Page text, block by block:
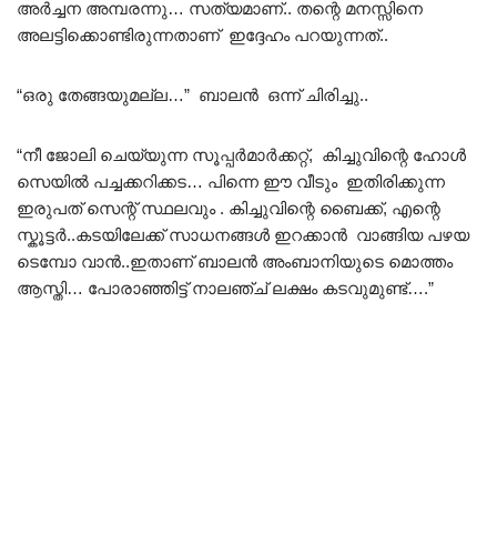
അർച്ചന അമ്പരന്നു… സത്യമാണ്.. തന്റെ മനസ്സിനെ
അലട്ടിക്കൊണ്ടിരുന്നതാണ് ഇദ്ദേഹം പറയുന്നത്..
“ഒരു തേങ്ങയുമല്ല…” ബാലൻ ഒന്ന് ചിരിച്ചു..
“നീ ജോലി ചെയ്യുന്ന സൂപ്പർമാർക്കറ്റ്, കിച്ചുവിന്റെ ഹോൾ
സെയിൽ പച്ചക്കറിക്കട… പിന്നെ ഈ വീടും ഇതിരിക്കുന്ന
ഇരുപത് സെന്റ് സ്ഥലവും . കിച്ചുവിന്റെ ബൈക്ക്, എന്റെ
സ്കൂട്ടർ..കടയിലേക്ക് സാധനങ്ങൾ ഇറക്കാൻ വാങ്ങിയ പഴയ
ടെമ്പോ വാൻ..ഇതാണ് ബാലൻ അംബാനിയുടെ മൊത്തം
ആസ്തി… പോരാഞ്ഞിട്ട് നാലഞ്ച് ലക്ഷം കടവുമുണ്ട്….”